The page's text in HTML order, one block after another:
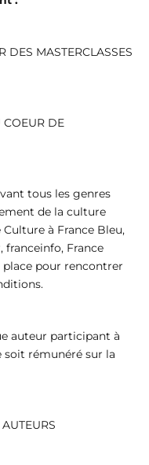
DES MASTERCLASSES
COEUR DE
tous les genres
de la culture
à France Bleu,
franceinfo, France
place pour rencontrer
auteur participant à
soit rémunéré sur la